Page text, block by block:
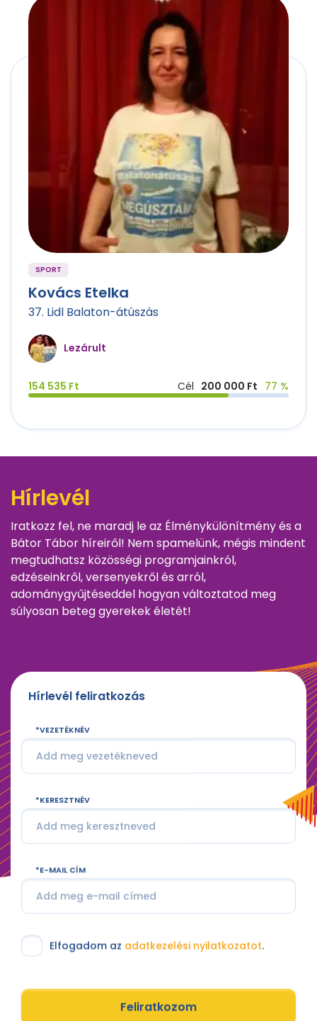
SPORT
Kovács Etelka
37. Lidl Balaton-átúszás
Lezárult
154 535 Ft Cél 200 000 Ft 77 %
Hírlevél
Iratkozz fel, ne maradj le az Élménykülönítmény és a
Bátor Tábor híreiről! Nem spamelünk, mégis mindent
megtudhatsz közösségi programjainkról,
edzéseinkről, versenyekről és arról,
adománygyűjtéseddel hogyan változtatod meg
súlyosan beteg gyerekek életét!
Hírlevél feliratkozás
VEZETÉKNÉV
KERESZTNÉV
E-MAIL CÍM
Elfogadom az adatkezelési nyilatkozatot.
Feliratkozom